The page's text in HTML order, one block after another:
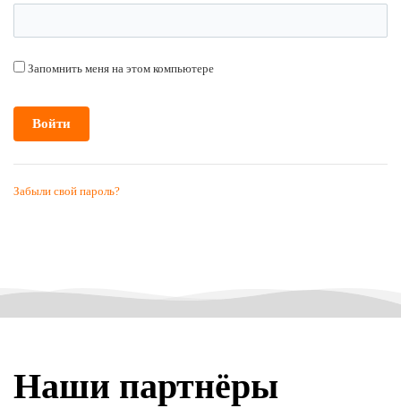
Запомнить меня на этом компьютере
Забыли свой пароль?
Наши партнёры